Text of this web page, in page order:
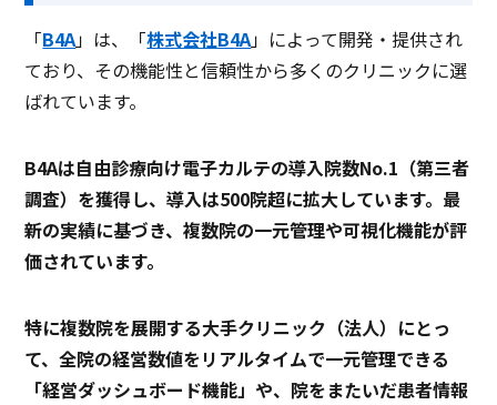
「B4A」は、「株式会社B4A」によって開発・提供され
ており、その機能性と信頼性から多くのクリニックに選
ばれています。
B4Aは自由診療向け電子カルテの導入院数No.1（第三者
調査）を獲得し、導入は500院超に拡大しています。最
新の実績に基づき、複数院の一元管理や可視化機能が評
価されています。
特に複数院を展開する大手クリニック（法人）にとっ
て、全院の経営数値をリアルタイムで一元管理できる
「経営ダッシュボード機能」や、院をまたいだ患者情報